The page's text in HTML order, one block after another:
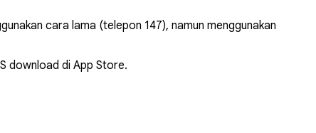
cara lama (telepon 147), namun menggunakan
download di App Store.